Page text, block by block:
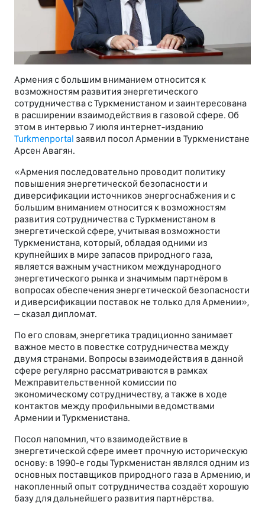
Армения с большим вниманием относится к
возможностям развития энергетического
сотрудничества с Туркменистаном и заинтересована
в расширении взаимодействия в газовой сфере. Об
этом в интервью 7 июля интернет-изданию
Turkmenportal заявил посол Армении в Туркменистане
Арсен Авагян.
«Армения последовательно проводит политику
повышения энергетической безопасности и
диверсификации источников энергоснабжения и с
большим вниманием относится к возможностям
развития сотрудничества с Туркменистаном в
энергетической сфере, учитывая возможности
Туркменистана, который, обладая одними из
крупнейших в мире запасов природного газа,
является важным участником международного
энергетического рынка и значимым партнёром в
вопросах обеспечения энергетической безопасности
и диверсификации поставок не только для Армении»,
– сказал дипломат.
По его словам, энергетика традиционно занимает
важное место в повестке сотрудничества между
двумя странами. Вопросы взаимодействия в данной
сфере регулярно рассматриваются в рамках
Межправительственной комиссии по
экономическому сотрудничеству, а также в ходе
контактов между профильными ведомствами
Армении и Туркменистана.
Посол напомнил, что взаимодействие в
энергетической сфере имеет прочную историческую
основу: в 1990-е годы Туркменистан являлся одним из
основных поставщиков природного газа в Армению, и
накопленный опыт сотрудничества создаёт хорошую
базу для дальнейшего развития партнёрства.